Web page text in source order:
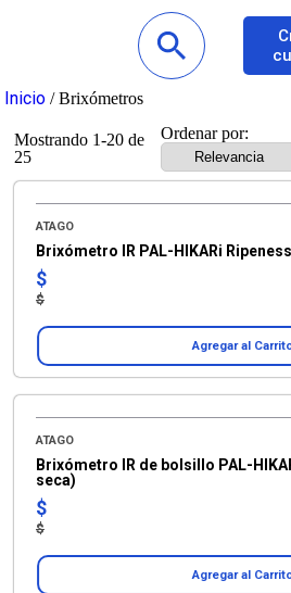
Inicio / Brixómetros
Mostrando 1-20 de
25
Ordenar por:
ATAGO
Brixómetro IR PAL-HIKARi
$
$
Agregar al
ATAGO
Brixómetro IR de bolsillo PAL-
seca)
$
$
Agregar al